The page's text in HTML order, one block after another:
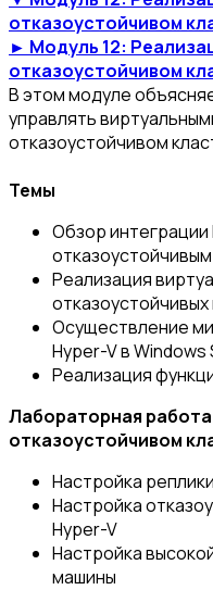
отказоустойчивом
► Модуль 12:
отказоустойчивом
В этом модуле
управлять
отказоустойчивом
Темы
Обзор интеграции
Реализация
Осуществление
Hyper-V в Windows
Реализация
Лабораторная
отказоустойчивом
Настройка
Настройка
Hyper-V
Настройка
машины